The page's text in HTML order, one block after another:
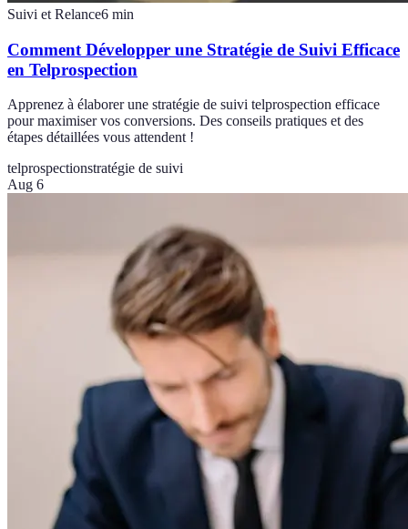
Suivi et Relance6 min
Comment Développer une Stratégie de Suivi Efficace
en Telprospection
Apprenez à élaborer une stratégie de suivi telprospection efficace
pour maximiser vos conversions. Des conseils pratiques et des
étapes détaillées vous attendent !
telprospectionstratégie de suivi
Aug 6